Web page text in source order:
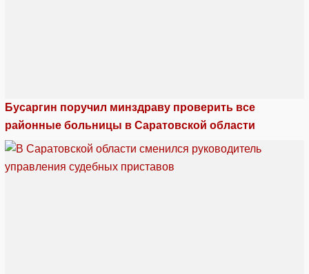
Бусаргин поручил минздраву проверить все
районные больницы в Саратовской области